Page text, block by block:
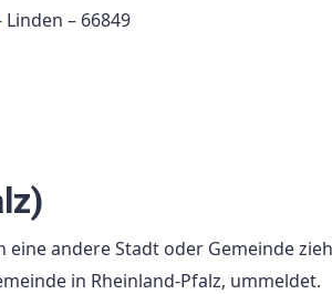
Linden – 66849
andere Stadt oder Gemeinde
in Rheinland-Pfalz, ummeldet.